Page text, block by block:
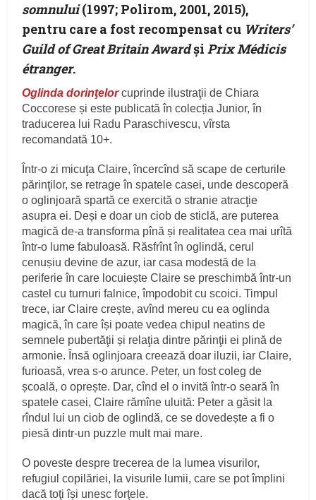
somnului(1997; Polirom, 2001, 2015),
pentru care a fost recompensat cu Writers’
Guild of Great Britain AwardșiPrix Médicis
étranger.
Oglinda dorinţelor cuprinde ilustraţii de Chiara
Coccorese și este publicată în colecția Junior, în
traducerea lui Radu Paraschivescu, vîrsta
recomandată 10+.
Într-o zi micuţa Claire, încercînd să scape de certurile
părinţilor, se retrage în spatele casei, unde descoperă
o oglinjoară spartă ce exercită o stranie atracţie
asupra ei. Deși e doar un ciob de sticlă, are puterea
magică de-a transforma pînă și realitatea cea mai urîtă
într-o lume fabuloasă. Răsfrînt în oglindă, cerul
cenușiu devine de azur, iar casa modestă de la
periferie în care locuiește Claire se preschimbă într-un
castel cu turnuri falnice, împodobit cu scoici. Timpul
trece, iar Claire crește, avînd mereu cu ea oglinda
magică, în care își poate vedea chipul neatins de
semnele pubertăţii și relaţia dintre părinţii ei plină de
armonie. Însă oglinjoara creează doar iluzii, iar Claire,
furioasă, vrea s-o arunce. Peter, un fost coleg de
școală, o oprește. Dar, cînd el o invită într-o seară în
spatele casei, Claire rămîne uluită: Peter a găsit la
rîndul lui un ciob de oglindă, ce se dovedește a fi o
piesă dintr-un puzzle mult mai mare.
O poveste despre trecerea de la lumea visurilor,
refugiul copilăriei, la visurile lumii, care se pot împlini
dacă toţi își unesc forţele.